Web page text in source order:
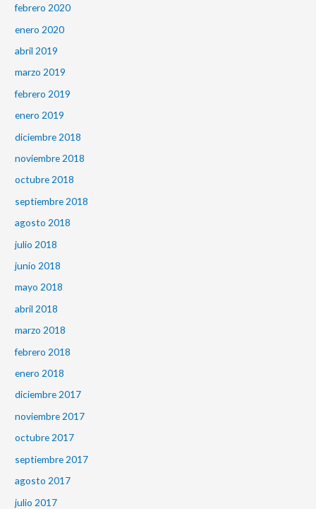
febrero 2020
enero 2020
abril 2019
marzo 2019
febrero 2019
enero 2019
diciembre 2018
noviembre 2018
octubre 2018
septiembre 2018
agosto 2018
julio 2018
junio 2018
mayo 2018
abril 2018
marzo 2018
febrero 2018
enero 2018
diciembre 2017
noviembre 2017
octubre 2017
septiembre 2017
agosto 2017
julio 2017